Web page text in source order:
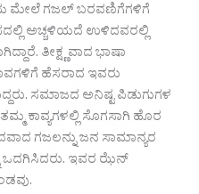
ಮೇಲೆ ಗಜಲ್ ಬರವಣಿಗೆಗಳಿಗೆ
ಅಚ್ಚಳಿಯದೆ ಉಳಿದವರಲ್ಲಿ
ತೀಕ್ಷ್ಣವಾದ ಭಾಷಾ
ಹೆಸರಾದ ಇವರು
ಸಮಾಜದ ಅನಿಷ್ಟ ಪಿಡುಗುಗಳ
ಕಾವ್ಯಗಳಲ್ಲಿ ಸೊಗಸಾಗಿ ಹೊರ
ಗಜಲನ್ನು ಜನ ಸಾಮಾನ್ಯರ
ಒದಗಿಸಿದರು. ಇವರ ಝೆನ್